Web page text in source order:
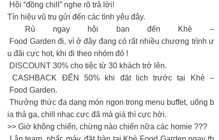
Hội “đồng chill” nghe rõ trả lời!
Tín hiệu vũ trụ gửi đến các tình yêu đây.
Rủ ngay hội bạn đến Khè –
Food Garden đi, vì ở đây đang có rất nhiều chương trình ư
u đãi cực hot, khi đi theo nhóm đó !
DISCOUNT 30% cho tiệc từ 30 khách trở lên.
CASHBACK ĐẾN 50% khi đặt lịch trước tại Khè –
Food Garden.
Thưởng thức đa dạng món ngon trong menu buffet, uống b
ia thả ga, chill nhạc cực đã mà giá thì cực hời.
>> Giờ không chiến, chừng nào chiến nữa các homie ???